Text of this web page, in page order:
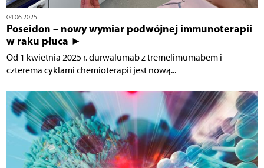
04.06.2025
Poseidon – nowy wymiar podwójnej immunoterapii
w raku płuca ►
Od 1 kwietnia 2025 r. durwalumab z tremelimumabem i
czterema cyklami chemioterapii jest nową...